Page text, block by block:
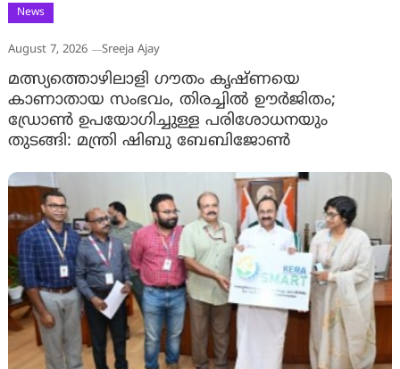
News
August 7, 2026 Sreeja Ajay
മത്സ്യത്തൊഴിലാളി ഗൗതം കൃഷ്ണയെ
കാണാതായ സംഭവം, തിരച്ചിൽ ഊർജിതം;
ഡ്രോണ്‍ ഉപയോഗിച്ചുള്ള പരിശോധനയും
തുടങ്ങി: മന്ത്രി ഷിബു ബേബിജോണ്‍